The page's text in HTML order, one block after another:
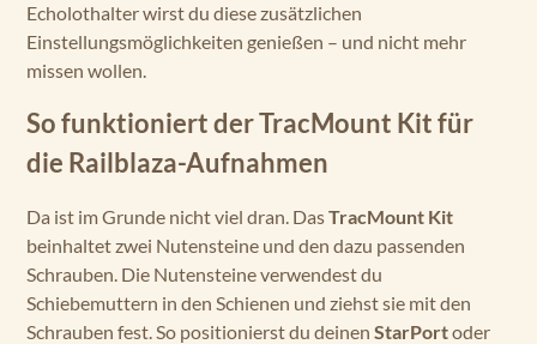
Echolothalter wirst du diese zusätzlichen
Einstellungsmöglichkeiten genießen – und nicht mehr
missen wollen.
So funktioniert der TracMount Kit für
die Railblaza-Aufnahmen
Da ist im Grunde nicht viel dran. DasTracMount Kit
beinhaltet zwei Nutensteine und den dazu passenden
Schrauben. Die Nutensteine verwendest du
Schiebemuttern in den Schienen und ziehst sie mit den
Schrauben fest. So positionierst du deinen StarPortoder